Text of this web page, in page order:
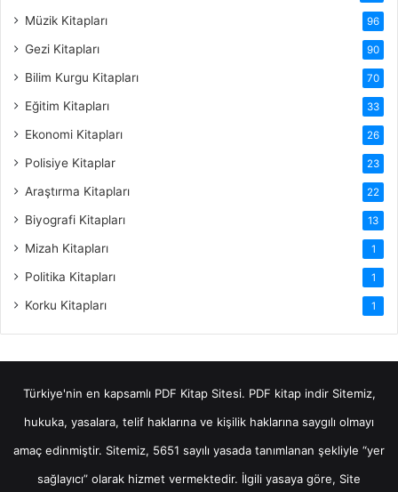
Müzik Kitapları 96
Gezi Kitapları 90
Bilim Kurgu Kitapları 70
Eğitim Kitapları 33
Ekonomi Kitapları 26
Polisiye Kitaplar 23
Araştırma Kitapları 22
Biyografi Kitapları 13
Mizah Kitapları 1
Politika Kitapları 1
Korku Kitapları 1
Türkiye'nin en kapsamlı PDF Kitap Sitesi. PDF kitap indirSitemiz,
hukuka, yasalara, telif haklarına ve kişilik haklarına saygılı olmayı
amaç edinmiştir. Sitemiz, 5651 sayılı yasada tanımlanan şekliyle “yer
sağlayıcı” olarak hizmet vermektedir. İlgili yasaya göre, Site